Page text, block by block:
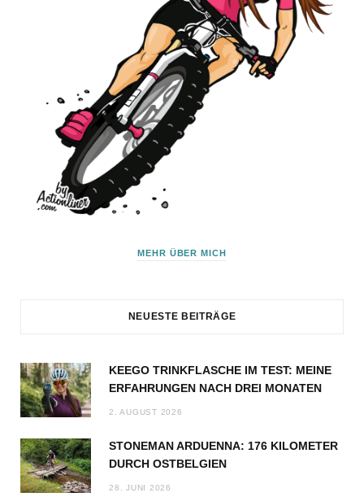
MEHR ÜBER MICH
NEUESTE BEITRÄGE
KEEGO TRINKFLASCHE IM TEST: MEINE
ERFAHRUNGEN NACH DREI MONATEN
2. AUGUST 2026
STONEMAN ARDUENNA: 176 KILOMETER
DURCH OSTBELGIEN
28. JUNI 2026